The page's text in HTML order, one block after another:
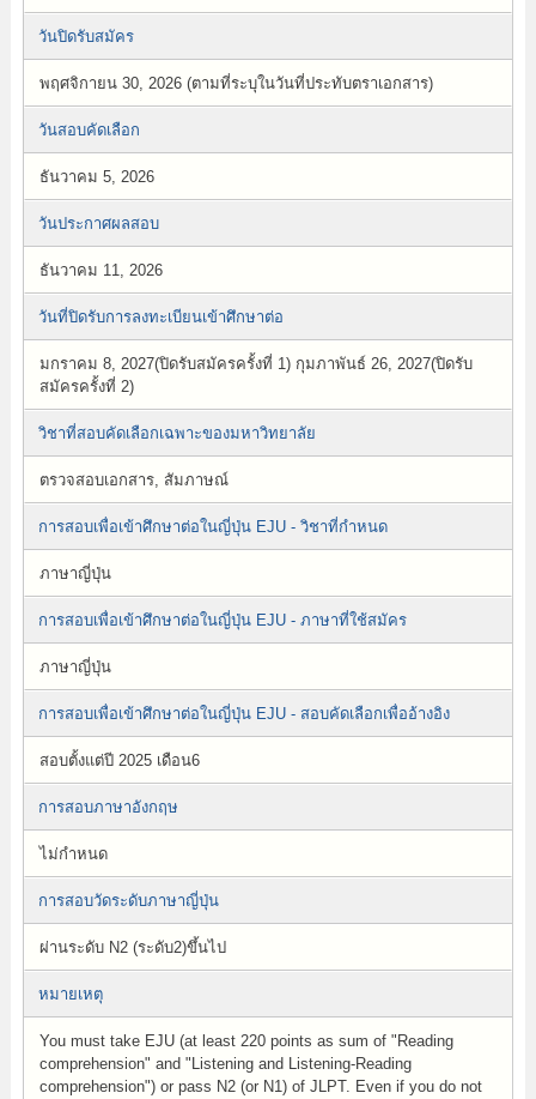
วันปิดรับสมัคร
พฤศจิกายน 30, 2026 (ตามที่ระบุในวันที่ประทับตราเอกสาร)
วันสอบคัดเลือก
ธันวาคม 5, 2026
วันประกาศผลสอบ
ธันวาคม 11, 2026
วันที่ปิดรับการลงทะเบียนเข้าศึกษาต่อ
มกราคม 8, 2027(ปิดรับสมัครครั้งที่ 1) กุมภาพันธ์ 26, 2027(ปิดรับ
สมัครครั้งที่ 2)
วิชาที่สอบคัดเลือกเฉพาะของมหาวิทยาลัย
ตรวจสอบเอกสาร, สัมภาษณ์
การสอบเพื่อเข้าศึกษาต่อในญี่ปุ่น EJU - วิชาที่กำหนด
ภาษาญี่ปุ่น
การสอบเพื่อเข้าศึกษาต่อในญี่ปุ่น EJU - ภาษาที่ใช้สมัคร
ภาษาญี่ปุ่น
การสอบเพื่อเข้าศึกษาต่อในญี่ปุ่น EJU - สอบคัดเลือกเพื่ออ้างอิง
สอบตั้งแต่ปี 2025 เดือน6
การสอบภาษาอังกฤษ
ไม่กำหนด
การสอบวัดระดับภาษาญี่ปุ่น
ผ่านระดับ N2 (ระดับ2)ขึ้นไป
หมายเหตุ
You must take EJU (at least 220 points as sum of "Reading
comprehension" and "Listening and Listening-Reading
comprehension") or pass N2 (or N1) of JLPT. Even if you do not